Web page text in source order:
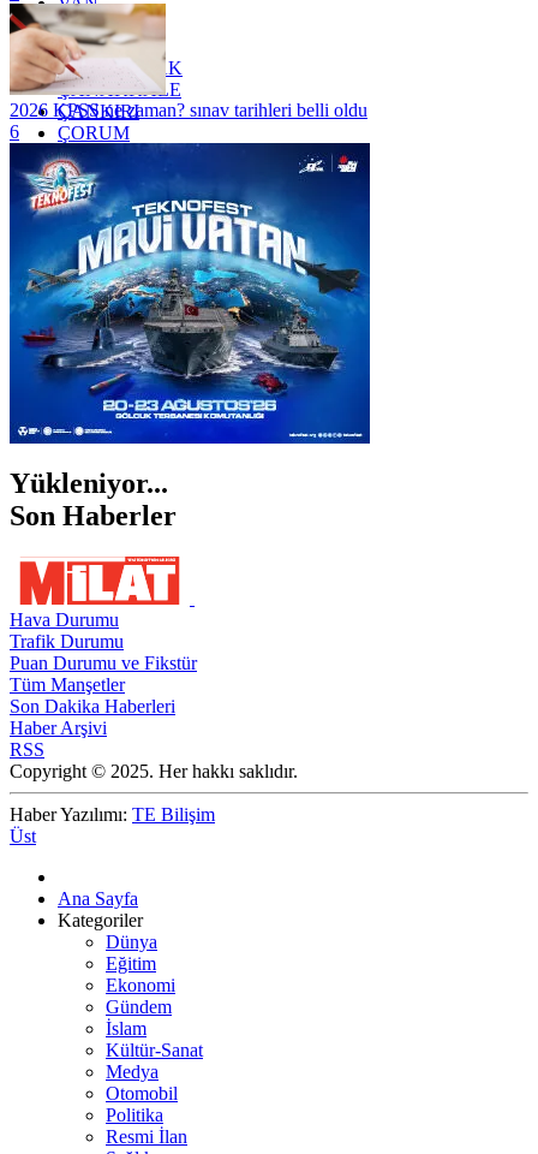
YALOVA
YOZGAT
ZONGULDAK
ÇANAKKALE
ÇANKIRI
ÇORUM
İSTANBUL
İZMİR
ŞANLIURFA
ŞIRNAK
2026 KPSS ne zaman? sınav tarihleri belli oldu
6
Yükleniyor...
Son Haberler
Hava Durumu
Trafik Durumu
Puan Durumu ve Fikstür
Tüm Manşetler
Son Dakika Haberleri
Haber Arşivi
RSS
Copyright © 2025. Her hakkı saklıdır.
Haber Yazılımı: TE Bilişim
Üst
Ana Sayfa
Kategoriler
Dünya
Eğitim
Ekonomi
Gündem
İslam
Kültür-Sanat
Medya
Otomobil
Politika
Resmi İlan